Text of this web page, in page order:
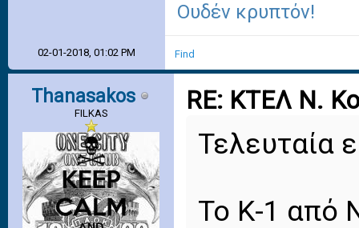
Ουδέν κρυπτόν!
02-01-2018, 01:02 PM Find
Thanasakos
FILKAS RE: ΚΤΕΛ Ν.
Τελευταία
Το Κ-1 από